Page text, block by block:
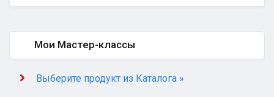
Мои Мастер-классы
Выберите продукт из Каталога »